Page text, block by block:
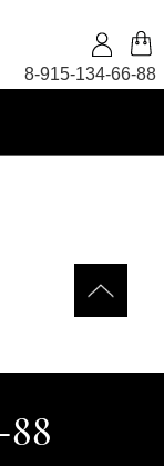
8-915-134-66-88